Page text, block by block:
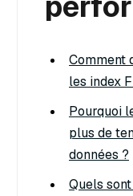
Comment
les index
Pourquoi
plus de
données ?
Quels